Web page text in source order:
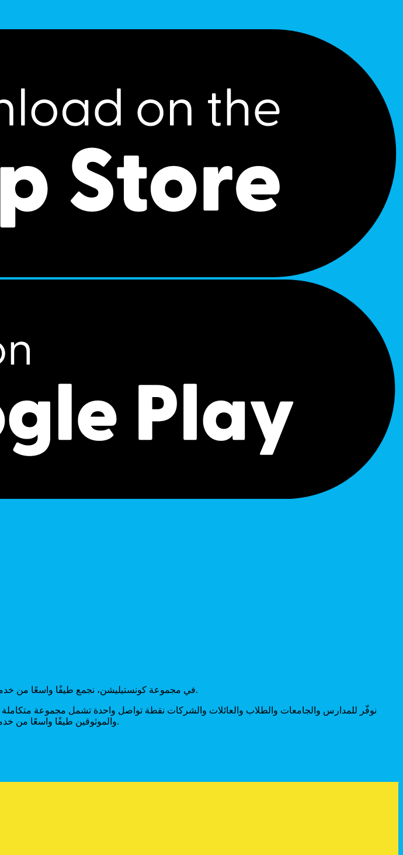
في مجموعة كونستيليشن، نجمع طيفًا واسعًا من خدمات التعليم عالية الجودة، لنُمكِّن الشباب من الحصول على أفضل الفرص التعليمية على مستوى العالم.
نوفّر للمدارس والجامعات والطلاب والعائلات والشركات نقطة تواصل واحدة تشمل مجموعة متكاملة
والموثوقين طيفًا واسعًا من خدمات الاستشارات، مما يساعد عملاءنا على تحقيق أهدافهم التعليمية وإنجاز مشاريعهم بكفاءة واحترافية.